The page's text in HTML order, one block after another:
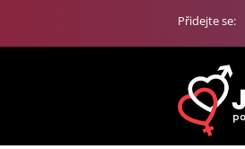
Přidejte se: